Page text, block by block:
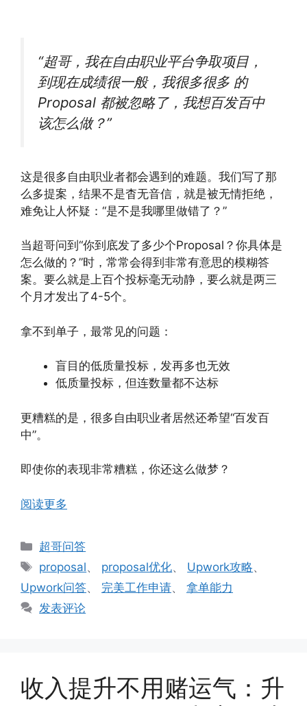
“超哥，我在自由职业平台争取项目，
到现在成绩很一般，我很多很多 的
Proposal 都被忽略了，我想百发百中
该怎么做？”
这是很多自由职业者都会遇到的难题。我们写了那
么多提案，结果不是杳无音信，就是被无情拒绝，
难免让人怀疑：“是不是我哪里做错了？”
当超哥问到“你到底发了多少个Proposal？你具体是
怎么做的？”时，常常会得到非常有意思的模糊答
案。要么就是上百个投标毫无动静，要么就是两三
个月才发出了4-5个。
拿不到单子，最常见的问题：
盲目的低质量投标，发再多也无效
低质量投标，但连数量都不达标
更糟糕的是，很多自由职业者居然还希望“百发百
中”。
即使你的表现非常糟糕，你还这么做梦？
阅读更多
分
超哥问答
标
proposal、 proposal优化、 Upwork攻略、
Upwork问答、 完美工作申请、 拿单能力
发表评论
收入提升不用赌运气：升